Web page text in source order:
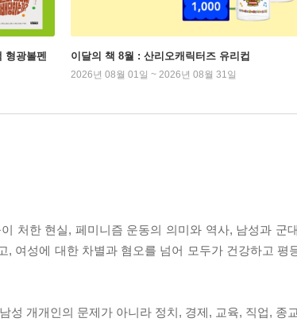
형광볼펜 이달의 책 8월 : 산리오캐릭터즈 유리컵
2026년 08월 01일 ~ 2026년 08월 31일
처한 현실, 페미니즘 운동의 의미와 역사, 남성과 군
, 여성에 대한 차별과 혐오를 넘어 모두가 건강하고
성 개개인의 문제가 아니라 정치, 경제, 교육, 직업, 종